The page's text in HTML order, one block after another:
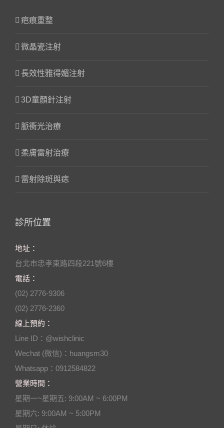
疤痕重整
微晶瓷注射
長效性雅得媚注射
3D童顏針注射
脈衝光治療
柔膚雷射治療
雷射除斑與痣
診所位置
地址：
台北市忠孝東路四段221號6樓
電話：
(02) 2776-9306
(02) 2776-2360
線上預約：
Line ID：@wishclinic
Wechat (微信)：huangsm30
Whatsapp：0912584822
營業時間：
星期一~星期五: 9:00AM ~ 6:00PM
星期六: 9:00AM ~ 5:00PM